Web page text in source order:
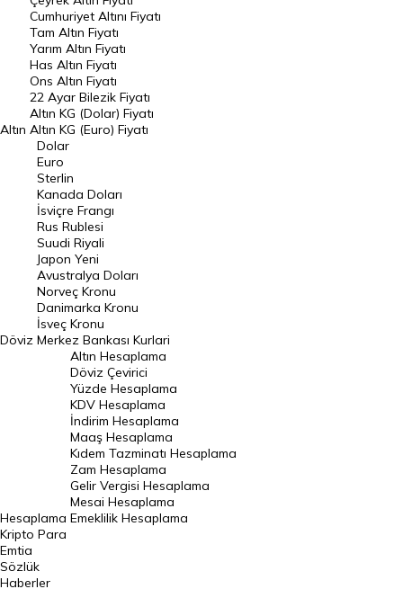
Endeksler
DÖVİZ
Döviz Kuru
Dolar Kuru
Euro Kuru
Pound Kuru
Frank Kuru
Riyal Kuru
Avustralya Doları
Danimarka Kronu Kuru
Kanada Doları Kuru
Norveç Kronu Kuru
İsveç Kronu Kuru
Japon Yeni Kuru
Serbest Piyasa Döviz Kurları
Merkez Bankası Döviz Kurları
Altın Fiyatları
Gram Altın Fiyatı
Çeyrek Altın Fiyatı
Altın
Cumhuriyet Altını Fiyatı
Tam Altın Fiyatı
Yarım Altın Fiyatı
Has Altın Fiyatı
Ons Altın Fiyatı
22 Ayar Bilezik Fiyatı
Altın KG (Dolar) Fiyatı
Altın KG (Euro) Fiyatı
Döviz
Dolar
Euro
Sterlin
Kanada Doları
İsviçre Frangı
Rus Rublesi
Suudi Riyali
Japon Yeni
Avustralya Doları
Norveç Kronu
Danimarka Kronu
İsveç Kronu
Merkez Bankası Kurlari
Hesaplama
Altın Hesaplama
Döviz Çevirici
Yüzde Hesaplama
KDV Hesaplama
İndirim Hesaplama
Maaş Hesaplama
Kıdem Tazminatı Hesaplama
Zam Hesaplama
Gelir Vergisi Hesaplama
Mesai Hesaplama
Emeklilik Hesaplama
Kripto Para
Emtia
Sözlük
Haberler